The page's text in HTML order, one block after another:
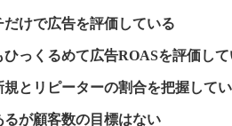
だけで広告を評価している
ひっくるめて広告ROASを評価して
規とリピーターの割合を把握して
るが顧客数の目標はない